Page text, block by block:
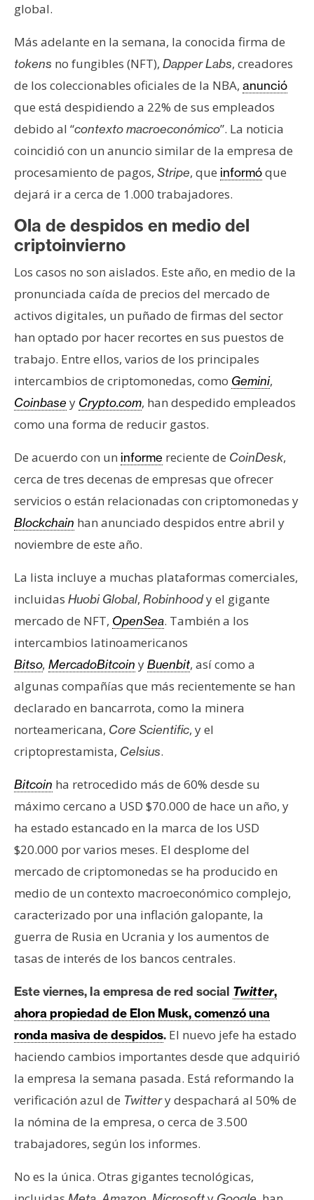
o
t
a
s
d
e
r
e
n
s
e
m
a
R
c
u
s
o
s
C
n
t
a
o
y
P
u
l
c
i
d
a
d
global.
Más adelante en la semana, la conocida firma de
tokens no fungibles (NFT), Dapper Labs, creadores
de los coleccionables oficiales de la NBA, anunció
que está despidiendo a 22% de sus empleados
debido al “contexto macroeconómico”. La noticia
coincidió con un anuncio similar de la empresa de
procesamiento de pagos, Stripe, que informóque
dejará ir a cerca de 1.000 trabajadores.
Ola de despidos en medio del
criptoinvierno
Los casos no son aislados. Este año, en medio de la
pronunciada caída de precios del mercado de
activos digitales, un puñado de firmas del sector
han optado por hacer recortes en sus puestos de
trabajo. Entre ellos, varios de los principales
intercambios de criptomonedas, como Gemini,
Coinbase y Crypto.com, han despedido empleados
como una forma de reducir gastos.
De acuerdo con un informe reciente de CoinDesk,
cerca de tres decenas de empresas que ofrecer
servicios o están relacionadas con criptomonedas y
Blockchain han anunciado despidos entre abril y
noviembre de este año.
La lista incluye a muchas plataformas comerciales,
incluidas Huobi Global, Robinhoody el gigante
mercado de NFT, OpenSea. También a los
intercambios latinoamericanos
Bitso, MercadoBitcoin yBuenbit, así como a
algunas compañías que más recientemente se han
declarado en bancarrota, como la minera
norteamericana, Core Scientific, y el
criptoprestamista, Celsius.
Bitcoin ha retrocedido más de 60% desde su
máximo cercano a USD $70.000 de hace un año, y
ha estado estancado en la marca de los USD
$20.000 por varios meses. El desplome del
mercado de criptomonedas se ha producido en
medio de un contexto macroeconómico complejo,
caracterizado por una inflación galopante, la
guerra de Rusia en Ucrania y los aumentos de
tasas de interés de los bancos centrales.
Este viernes, la empresa de red social Twitter,
ahora propiedad de Elon Musk, comenzó una
ronda masiva de despidos. El nuevo jefe ha estado
haciendo cambios importantes desde que adquirió
la empresa la semana pasada. Está reformando la
verificación azul de Twittery despachará al 50% de
la nómina de la empresa, o cerca de 3.500
trabajadores, según los informes.
No es la única. Otras gigantes tecnológicas,